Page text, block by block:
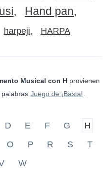
Hand pan
harpeji HARPA
Musical con Hprovienen
Juego de ¡Basta!
D E F G
H
O P R S
T
W